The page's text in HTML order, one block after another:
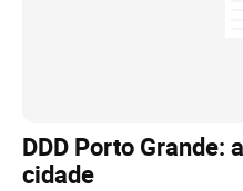
DDD Porto Grande:
cidade